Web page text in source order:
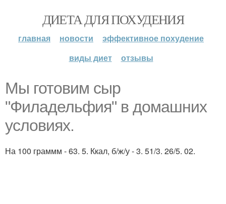
ДИЕТА ДЛЯ ПОХУДЕНИЯ
главная новости
эффективное похудение
виды диет
отзывы
Мы готовим сыр
"Филадельфия" в домашних
условиях.
На 100 граммм - 63. 5. Ккал, б/ж/у - 3. 51/3. 26/5. 02.